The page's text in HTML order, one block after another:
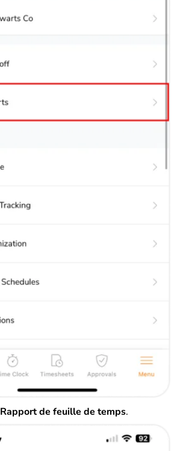
Rapport de feuille de temps.